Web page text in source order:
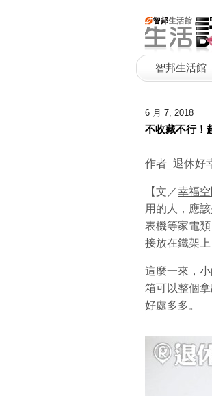
智邦生活館
6 月 7, 2018
不收藏不行！
作者_退休好
【文／幸福空
用的人，應
表機等家電
接放在鐵架
這麼一來，
箱可以整個
好處多多。